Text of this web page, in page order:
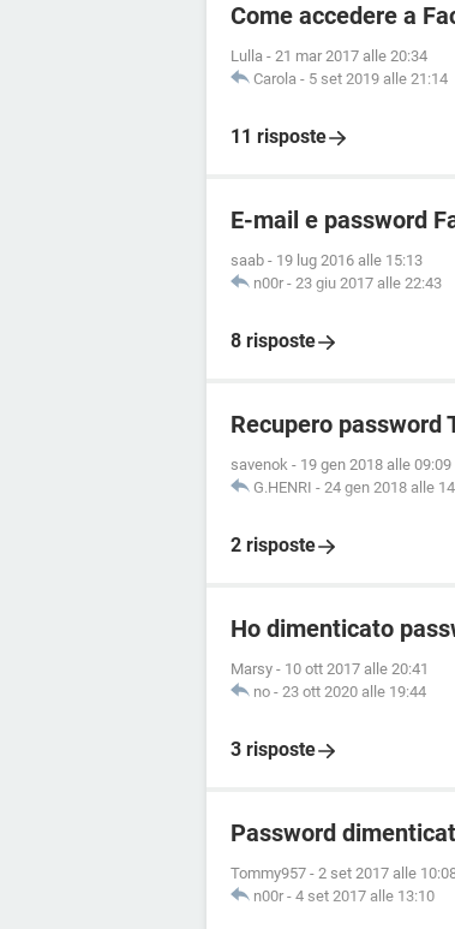
Come accedere a
Lulla - 21 mar 2017 alle 20:34
Carola - 5 set 2019 alle 21:14
11 risposte
E-mail e password
saab - 19 lug 2016 alle 15:13
n00r - 23 giu 2017 alle 22:43
8 risposte
Recupero password
savenok - 19 gen 2018 alle 09:09
G.HENRI - 24 gen 2018 alle
2 risposte
Ho dimenticato
Marsy - 10 ott 2017 alle 20:41
no - 23 ott 2020 alle 19:44
3 risposte
Password
Tommy957 - 2 set 2017 alle
n00r - 4 set 2017 alle 13:10